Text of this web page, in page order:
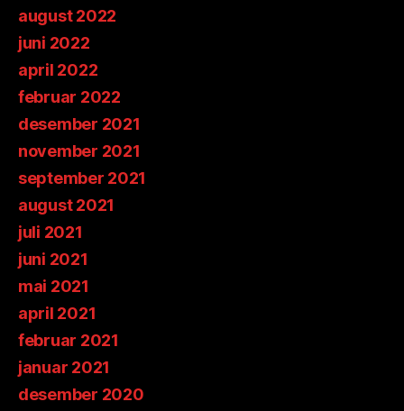
august 2022
juni 2022
april 2022
februar 2022
desember 2021
november 2021
september 2021
august 2021
juli 2021
juni 2021
mai 2021
april 2021
februar 2021
januar 2021
desember 2020